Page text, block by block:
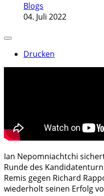
Blogs
04. Juli 2022
Drucken
Ian Nepomniachtchi
Runde des
Remis gegen Richard
wiederholt seinen Erfolg